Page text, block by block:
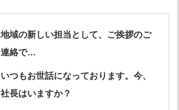
地域の新しい担当として、ご挨拶のご
連絡で…
いつもお世話になっております。今、
社長はいますか？